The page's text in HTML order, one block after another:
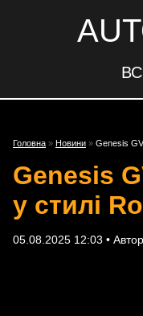
Головна » Новини » Genesis
Genesis
у стилі
05.08.2025 12:03 •